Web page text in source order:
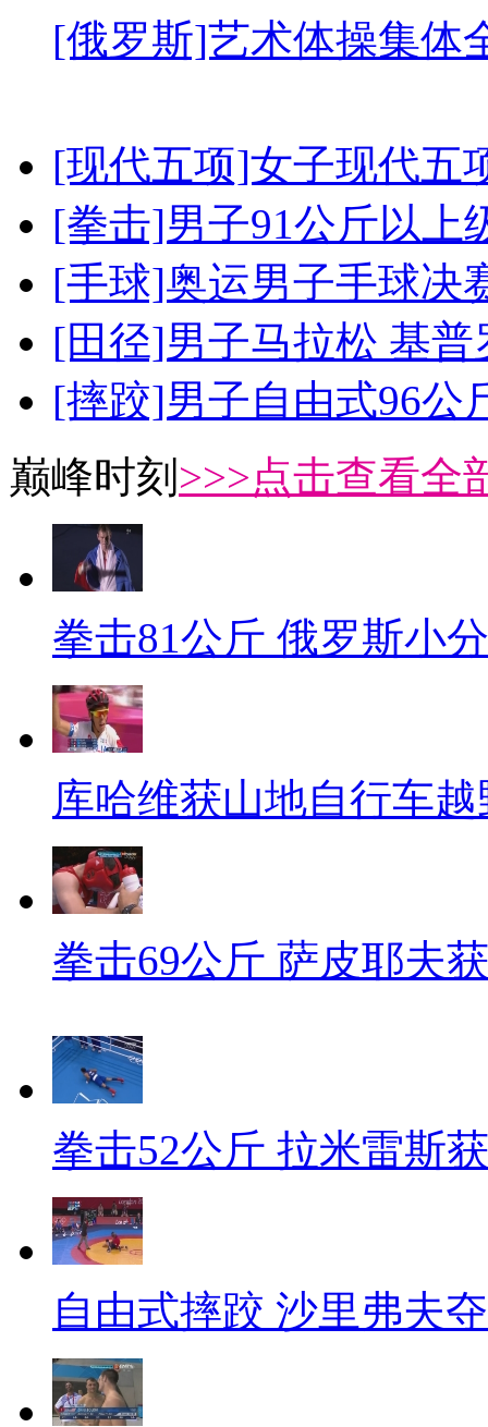
[俄罗斯]艺术体操集体
[现代五项]女子现代五
[拳击]男子91公斤以上
[手球]奥运男子手球决
[田径]男子马拉松 基
[摔跤]男子自由式96公
巅峰时刻 >>>点击查看全
拳击81公斤 俄罗斯小
库哈维获山地自行车
拳击69公斤 萨皮耶夫
拳击52公斤 拉米雷斯
自由式摔跤 沙里弗夫